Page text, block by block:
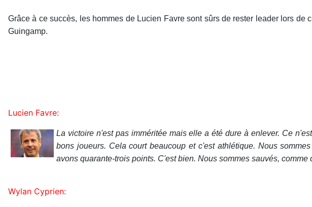
Grâce à ce succès, les hommes de Lucien Favre sont sûrs de rester leader lors
Guingamp.
Lucien Favre:
La victoire n'est pas imméritée mais elle a été dure à enlever. Ce
bons joueurs. Cela court beaucoup et c'est athlétique. Nous
avons quarante-trois points. C'est bien. Nous sommes sauvés,
Wylan Cyprien: